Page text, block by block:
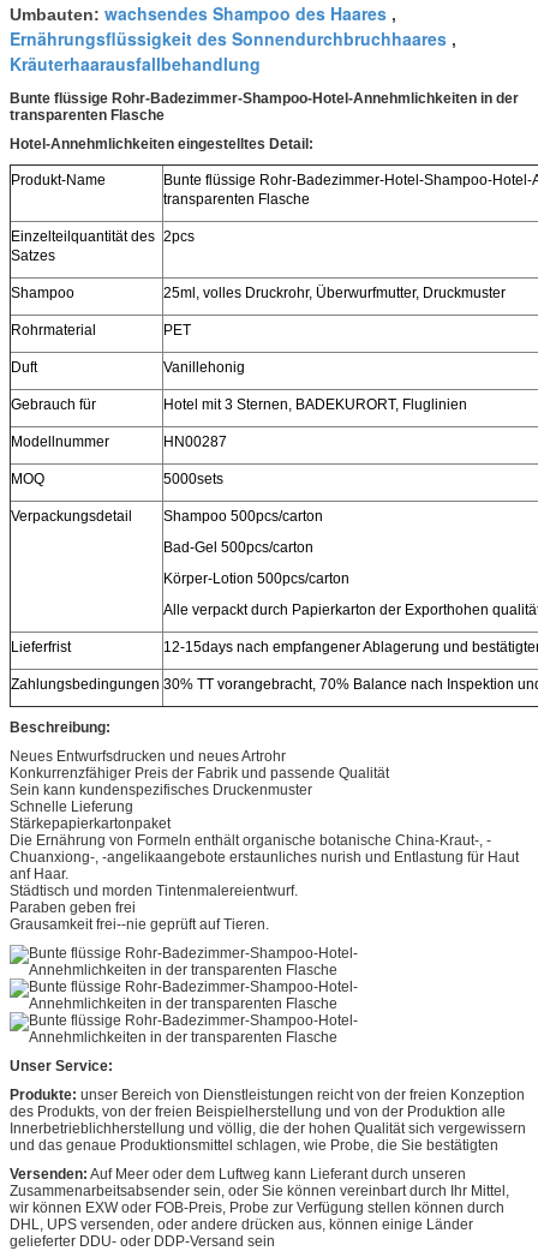
Umbauten: wachsendes Shampoo des Haares ,
Ernährungsflüssigkeit des Sonnendurchbruchhaares ,
Kräuterhaarausfallbehandlung
Bunte flüssige Rohr-Badezimmer-Shampoo-Hotel-Annehmlichkeiten in der
transparenten Flasche
Hotel-Annehmlichkeiten eingestelltes Detail:
Produkt-Name
Bunte flüssige Rohr-Badezimmer-Hotel-Shampoo-
transparenten Flasche
Einzelteilquantität des
Satzes
2pcs
Shampoo 25ml, volles Druckrohr, Überwurfmutter, Druckmuster
Rohrmaterial PET
Duft Vanillehonig
Gebrauch für Hotel mit 3 Sternen, BADEKURORT, Fluglinien
Modellnummer HN00287
MOQ 5000sets
Verpackungsdetail
Shampoo 500pcs/carton
Bad-Gel 500pcs/carton
Körper-Lotion 500pcs/carton
Alle verpackt durch Papierkarton der Exporthohen
Lieferfrist 12-15days nach empfangener Ablagerung und
Zahlungsbedingungen 30% TT vorangebracht, 70% Balance nach Inspektion
Beschreibung:
Neues Entwurfsdrucken und neues Artrohr
Konkurrenzfähiger Preis der Fabrik und passende Qualität
Sein kann kundenspezifisches Druckenmuster
Schnelle Lieferung
Stärkepapierkartonpaket
Die Ernährung von Formeln enthält organische botanische China-Kraut-, -
Chuanxiong-, -angelikaangebote erstaunliches nurish und Entlastung für Haut
anf Haar.
Städtisch und morden Tintenmalereientwurf.
Paraben geben frei
Grausamkeit frei--nie geprüft auf Tieren.
Unser Service:
Produkte: unser Bereich von Dienstleistungen reicht von der freien Konzeption
des Produkts, von der freien Beispielherstellung und von der Produktion alle
Innerbetrieblichherstellung und völlig, die der hohen Qualität sich vergewissern
und das genaue Produktionsmittel schlagen, wie Probe, die Sie bestätigten
Versenden: Auf Meer oder dem Luftweg kann Lieferant durch unseren
Zusammenarbeitsabsender sein, oder Sie können vereinbart durch Ihr Mittel,
wir können EXW oder FOB-Preis, Probe zur Verfügung stellen können durch
DHL, UPS versenden, oder andere drücken aus, können einige Länder
gelieferter DDU- oder DDP-Versand sein